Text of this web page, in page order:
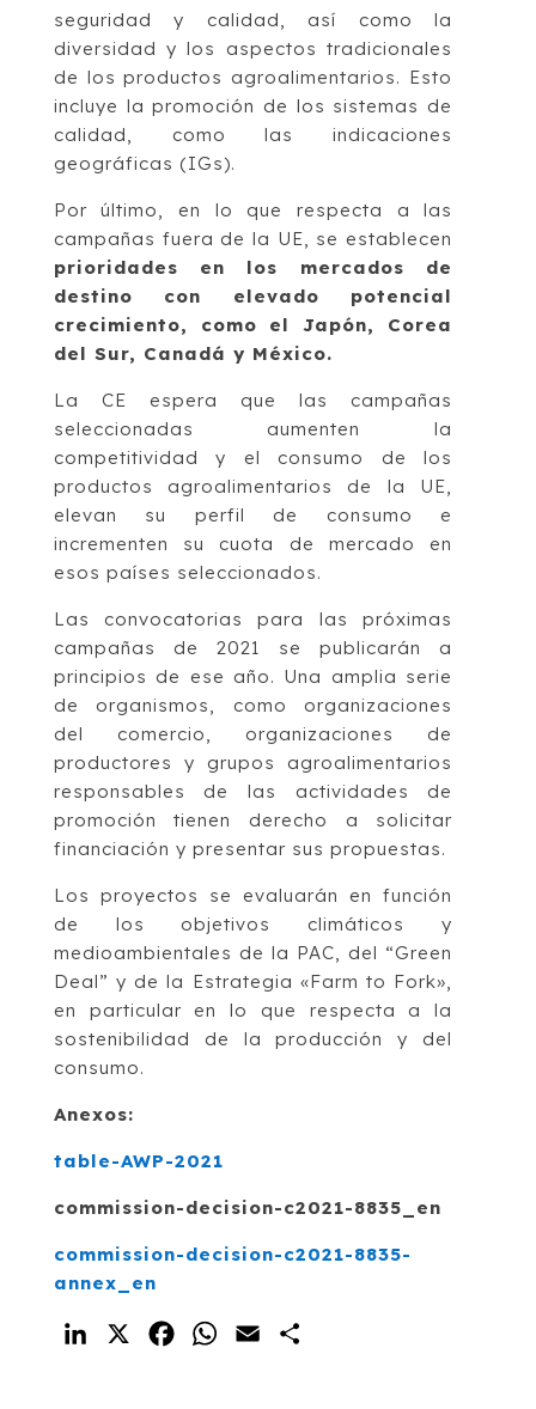
seguridad y calidad, así como la
diversidad y los aspectos tradicionales
de los productos agroalimentarios. Esto
incluye la promoción de los sistemas de
calidad, como las indicaciones
geográficas (IGs).
Por último, en lo que respecta a las
campañas fuera de la UE, se establecen
prioridades en los mercados de
destino con elevado potencial
crecimiento, como el Japón, Corea
del Sur, Canadá y México.
La CE espera que las campañas
seleccionadas aumenten la
competitividad y el consumo de los
productos agroalimentarios de la UE,
elevan su perfil de consumo e
incrementen su cuota de mercado en
esos países seleccionados.
Las convocatorias para las próximas
campañas de 2021 se publicarán a
principios de ese año. Una amplia serie
de organismos, como organizaciones
del comercio, organizaciones de
productores y grupos agroalimentarios
responsables de las actividades de
promoción tienen derecho a solicitar
financiación y presentar sus propuestas.
Los proyectos se evaluarán en función
de los objetivos climáticos y
medioambientales de la PAC, del “Green
Deal” y de la Estrategia «Farm to Fork»,
en particular en lo que respecta a la
sostenibilidad de la producción y del
consumo.
Anexos:
table-AWP-2021
commission-decision-c2021-8835_en
commission-decision-c2021-8835-
annex_en
LinkedIn FacebookWhatsApp
Email